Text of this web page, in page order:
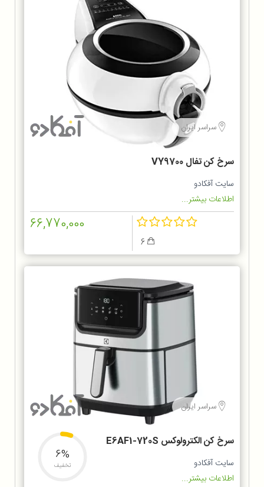
سراسر ایران
سرخ کن تفال VY9700
سایت آفکادو
اطلاعات بیشتر...
66,770,000
سراسر ایران
سرخ کن الکترولوکس E6AF1-720S
سایت آفکادو
اطلاعات بیشتر...
6%
تخفیف